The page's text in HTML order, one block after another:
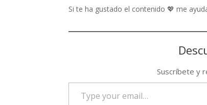
Si te ha gustado el contenido 💖 me
Suscríbete y
your